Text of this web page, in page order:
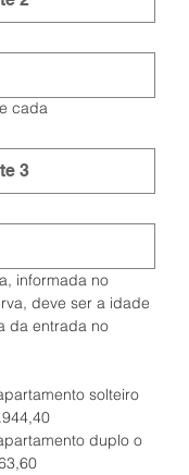
cada
informada no
deve ser a idade
da entrada no
solteiro
duplo o